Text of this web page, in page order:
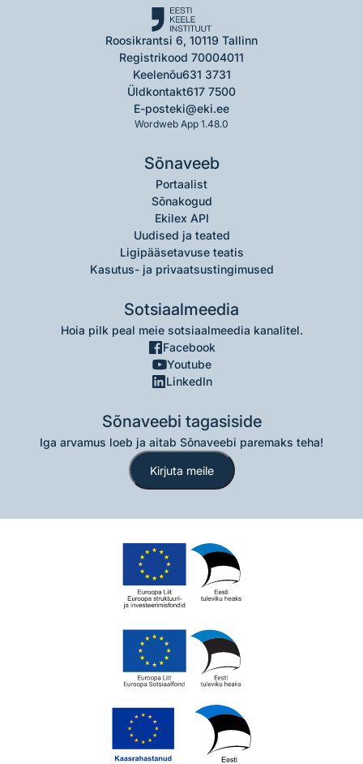
Roosikrantsi 6, 10119 Tallinn
Registrikood 70004011
Keelenõu631 3731
Üldkontakt617 7500
E-posteki@eki.ee
Wordweb App 1.48.0
Sõnaveeb
Portaalist
Sõnakogud
Ekilex API
Uudised ja teated
Ligipääsetavuse teatis
Kasutus- ja privaatsustingimused
Sotsiaalmeedia
Hoia pilk peal meie sotsiaalmeedia kanalitel.
Facebook
Youtube
LinkedIn
Sõnaveebi tagasiside
Iga arvamus loeb ja aitab Sõnaveebi paremaks teha!
Kirjuta meile